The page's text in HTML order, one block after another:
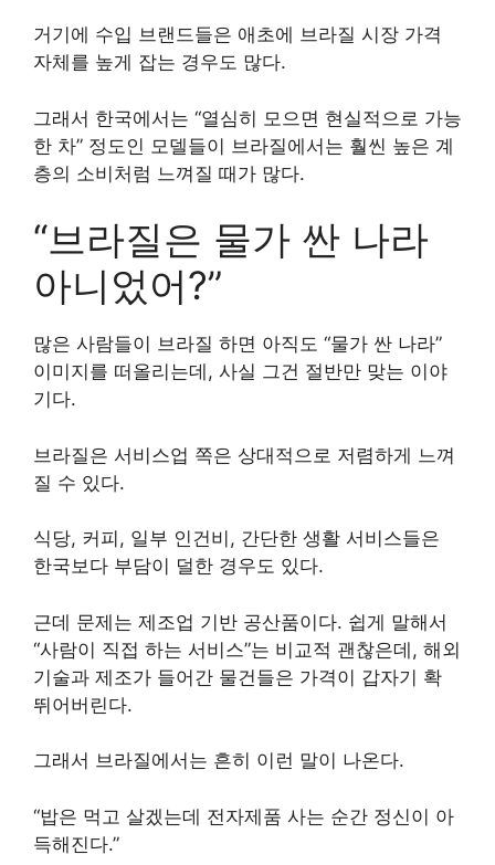
거기에 수입 브랜드들은 애초에 브라질 시장 가격
자체를 높게 잡는 경우도 많다.
그래서 한국에서는 “열심히 모으면 현실적으로 가능
한 차” 정도인 모델들이 브라질에서는 훨씬 높은 계
층의 소비처럼 느껴질 때가 많다.
“브라질은 물가 싼 나라
아니었어?”
많은 사람들이 브라질 하면 아직도 “물가 싼 나라”
이미지를 떠올리는데, 사실 그건 절반만 맞는 이야
기다.
브라질은 서비스업 쪽은 상대적으로 저렴하게 느껴
질 수 있다.
식당, 커피, 일부 인건비, 간단한 생활 서비스들은
한국보다 부담이 덜한 경우도 있다.
근데 문제는 제조업 기반 공산품이다. 쉽게 말해서
“사람이 직접 하는 서비스”는 비교적 괜찮은데, 해외
기술과 제조가 들어간 물건들은 가격이 갑자기 확
뛰어버린다.
그래서 브라질에서는 흔히 이런 말이 나온다.
“밥은 먹고 살겠는데 전자제품 사는 순간 정신이 아
득해진다.”